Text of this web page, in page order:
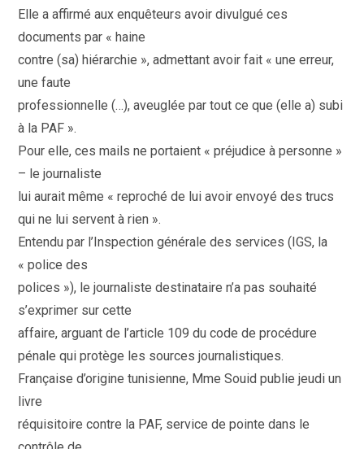
Elle a affirmé aux enquêteurs avoir divulgué ces
documents par « haine
contre (sa) hiérarchie », admettant avoir fait « une erreur,
une faute
professionnelle (…), aveuglée par tout ce que (elle a) subi
à la PAF ».
Pour elle, ces mails ne portaient « préjudice à personne »
– le journaliste
lui aurait même « reproché de lui avoir envoyé des trucs
qui ne lui servent à rien ».
Entendu par l’Inspection générale des services (IGS, la
« police des
polices »), le journaliste destinataire n’a pas souhaité
s’exprimer sur cette
affaire, arguant de l’article 109 du code de procédure
pénale qui protège les sources journalistiques.
Française d’origine tunisienne, Mme Souid publie jeudi un
livre
réquisitoire contre la PAF, service de pointe dans le